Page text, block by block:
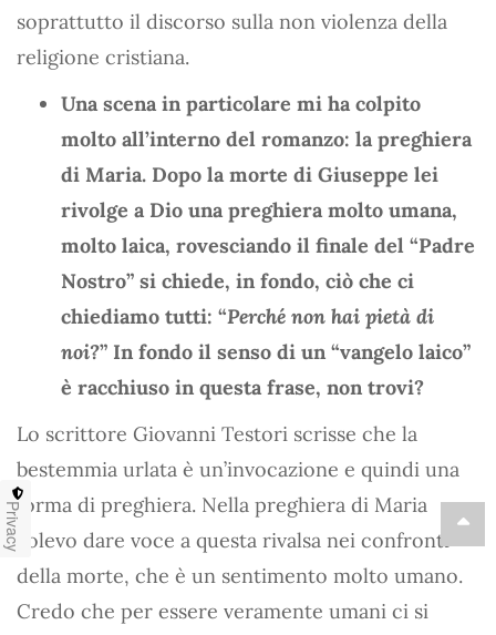
soprattutto il discorso sulla non violenza della
religione cristiana.
Una scena in particolare mi ha colpito
molto all’interno del romanzo: la preghiera
di Maria. Dopo la morte di Giuseppe lei
rivolge a Dio una preghiera molto umana,
molto laica, rovesciando il finale del “Padre
Nostro” si chiede, in fondo, ciò che ci
chiediamo tutti: “Perché non hai pietà di
noi?” In fondo il senso di un “vangelo laico”
è racchiuso in questa frase, non trovi?
Lo scrittore Giovanni Testori scrisse che la
bestemmia urlata è un’invocazione e quindi una
forma di preghiera. Nella preghiera di Maria
volevo dare voce a questa rivalsa nei confronti
della morte, che è un sentimento molto umano.
Credo che per essere veramente umani ci si
Privacy